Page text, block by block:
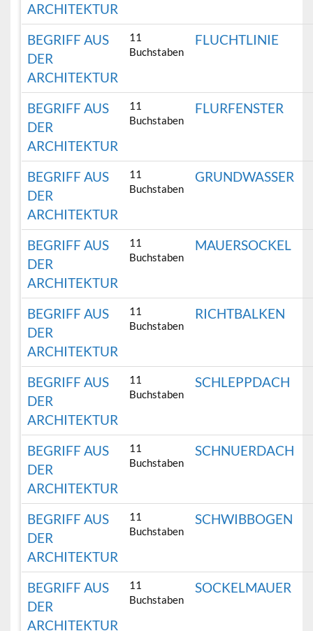
ARCHITEKTUR
BEGRIFF AUS
DER
ARCHITEKTUR
11
Buchstaben
FLUCHTLINIE
BEGRIFF AUS
DER
ARCHITEKTUR
11
Buchstaben
FLURFENSTER
BEGRIFF AUS
DER
ARCHITEKTUR
11
Buchstaben
GRUNDWASSER
BEGRIFF AUS
DER
ARCHITEKTUR
11
Buchstaben
MAUERSOCKEL
BEGRIFF AUS
DER
ARCHITEKTUR
11
Buchstaben
RICHTBALKEN
BEGRIFF AUS
DER
ARCHITEKTUR
11
Buchstaben
SCHLEPPDACH
BEGRIFF AUS
DER
ARCHITEKTUR
11
Buchstaben
SCHNUERDACH
BEGRIFF AUS
DER
ARCHITEKTUR
11
Buchstaben
SCHWIBBOGEN
BEGRIFF AUS
DER
ARCHITEKTUR
11
Buchstaben
SOCKELMAUER